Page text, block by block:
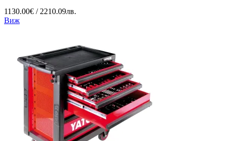
1130.00€ / 2210.09лв.
Виж